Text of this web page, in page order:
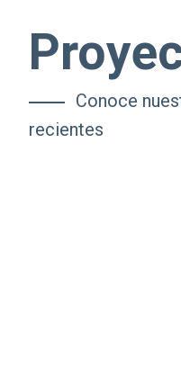
Conoce
recientes